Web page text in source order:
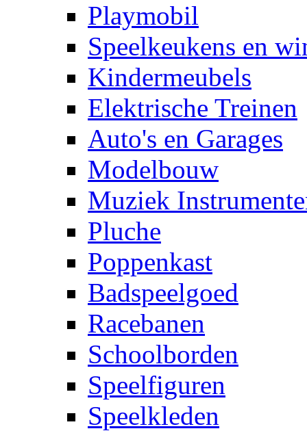
Playmobil
Speelkeukens en
Kindermeubels
Elektrische Treinen
Auto's en Garages
Modelbouw
Muziek
Pluche
Poppenkast
Badspeelgoed
Racebanen
Schoolborden
Speelfiguren
Speelkleden